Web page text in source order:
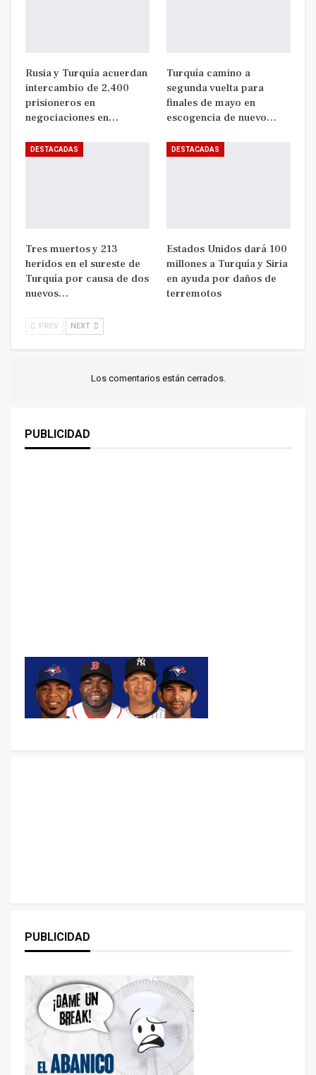
Rusia y Turquía acuerdan
intercambio de 2,400
prisioneros en
negociaciones en…
Turquía camino a
segunda vuelta para
finales de mayo en
escogencia de nuevo…
DESTACADAS
Tres muertos y 213
heridos en el sureste de
Turquía por causa de dos
nuevos…
DESTACADAS
Estados Unidos dará 100
millones a Turquía y Siria
en ayuda por daños de
terremotos
PREV NEXT
Los comentarios están cerrados.
PUBLICIDAD
PUBLICIDAD